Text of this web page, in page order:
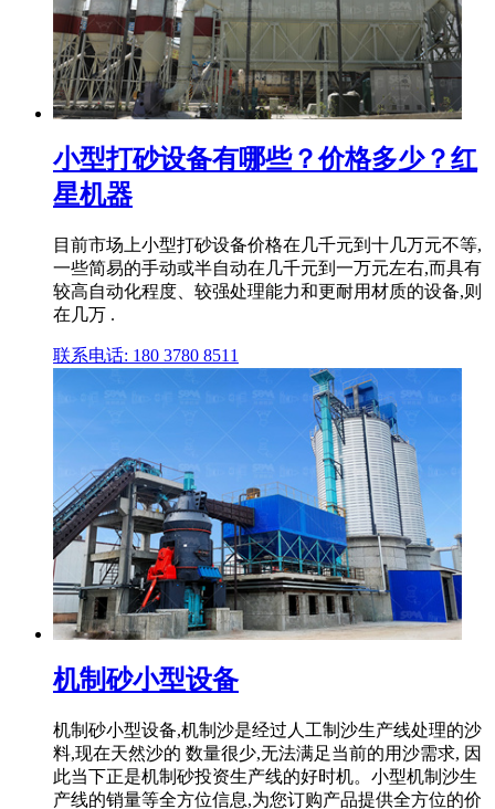
小型打砂设备有哪些？价格多少？红
星机器
目前市场上小型打砂设备价格在几千元到十几万元不等,
一些简易的手动或半自动在几千元到一万元左右,而具有
较高自动化程度、较强处理能力和更耐用材质的设备,则
在几万 .
联系电话: 180 3780 8511
机制砂小型设备
机制砂小型设备,机制沙是经过人工制沙生产线处理的沙
料,现在天然沙的 数量很少,无法满足当前的用沙需求, 因
此当下正是机制砂投资生产线的好时机。小型机制沙生
产线的销量等全方位信息,为您订购产品提供全方位的价